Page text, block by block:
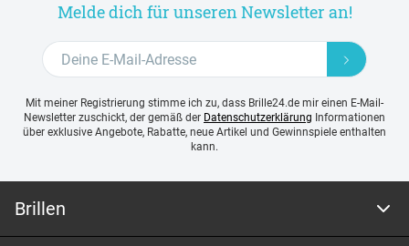
Melde dich für unseren Newsletter an!
Mit meiner Registrierung stimme ich zu, dass Brille24.de mir einen E-Mail-
Newsletter zuschickt, der gemäß der Datenschutzerklärung Informationen
über exklusive Angebote, Rabatte, neue Artikel und Gewinnspiele enthalten
kann.
Brillen